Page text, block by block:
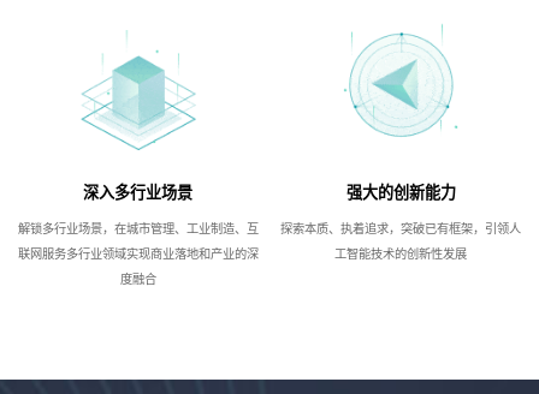
深入多行业场景
解锁多行业场景，在城市管理、工业制造、互
联网服务多行业领域实现商业落地和产业的深
度融合
强大的创新能力
探索本质、执着追求，突破已有框架，引领人
工智能技术的创新性发展